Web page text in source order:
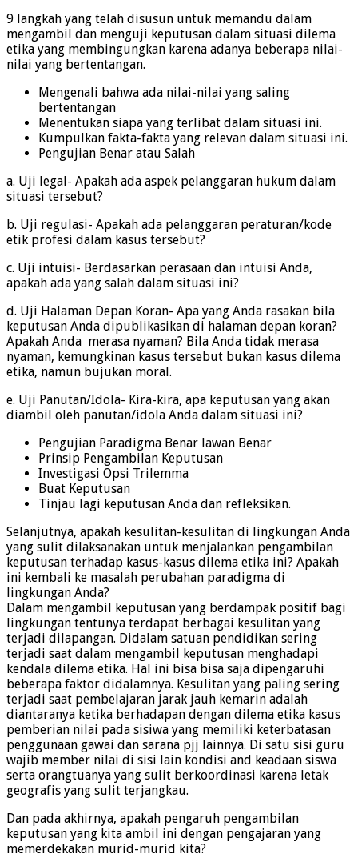
9 langkah yang telah disusun untuk memandu dalam
mengambil dan menguji keputusan dalam situasi dilema
etika yang membingungkan karena adanya beberapa nilai-
nilai yang bertentangan.
Mengenali bahwa ada nilai-nilai yang saling
bertentangan
Menentukan siapa yang terlibat dalam situasi ini.
Kumpulkan fakta-fakta yang relevan dalam situasi ini.
Pengujian Benar atau Salah
a. Uji legal- Apakah ada aspek pelanggaran hukum dalam
situasi tersebut?
b. Uji regulasi- Apakah ada pelanggaran peraturan/kode
etik profesi dalam kasus tersebut?
c. Uji intuisi- Berdasarkan perasaan dan intuisi Anda,
apakah ada yang salah dalam situasi ini?
d. Uji Halaman Depan Koran- Apa yang Anda rasakan bila
keputusan Anda dipublikasikan di halaman depan koran?
Apakah Anda merasa nyaman? Bila Anda tidak merasa
nyaman, kemungkinan kasus tersebut bukan kasus dilema
etika, namun bujukan moral.
e. Uji Panutan/Idola- Kira-kira, apa keputusan yang akan
diambil oleh panutan/idola Anda dalam situasi ini?
Pengujian Paradigma Benar lawan Benar
Prinsip Pengambilan Keputusan
Investigasi Opsi Trilemma
Buat Keputusan
Tinjau lagi keputusan Anda dan refleksikan.
Selanjutnya, apakah kesulitan-kesulitan di lingkungan Anda
yang sulit dilaksanakan untuk menjalankan pengambilan
keputusan terhadap kasus-kasus dilema etika ini? Apakah
ini kembali ke masalah perubahan paradigma di
lingkungan Anda?
Dalam mengambil keputusan yang berdampak positif bagi
lingkungan tentunya terdapat berbagai kesulitan yang
terjadi dilapangan. Didalam satuan pendidikan sering
terjadi saat dalam mengambil keputusan menghadapi
kendala dilema etika. Hal ini bisa bisa saja dipengaruhi
beberapa faktor didalamnya. Kesulitan yang paling sering
terjadi saat pembelajaran jarak jauh kemarin adalah
diantaranya ketika berhadapan dengan dilema etika kasus
pemberian nilai pada sisiwa yang memiliki keterbatasan
penggunaan gawai dan sarana pjj lainnya. Di satu sisi guru
wajib member nilai di sisi lain kondisi and keadaan siswa
serta orangtuanya yang sulit berkoordinasi karena letak
geografis yang sulit terjangkau.
Dan pada akhirnya, apakah pengaruh pengambilan
keputusan yang kita ambil ini dengan pengajaran yang
memerdekakan murid-murid kita?